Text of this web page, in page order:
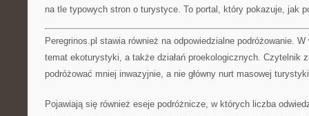
na tle typowych stron o turystyce. To portal, który pokazuje, jak
Peregrinos.pl stawia również na odpowiedzialne podróżowanie.
temat ekoturystyki, a także działań proekologicznych. Czytelnik
podróżować mniej inwazyjnie, a nie główny nurt masowej
Pojawiają się również eseje podróżnicze, w których liczba